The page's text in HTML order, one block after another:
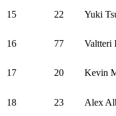
15 22 Yuki
16 77 Valtteri
17 20 Kevin
18 23 Alex